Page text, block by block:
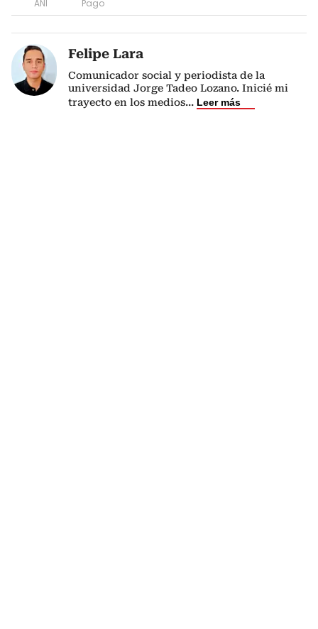
ANI Pago
Felipe Lara
Comunicador social y periodista de la
universidad Jorge Tadeo Lozano. Inicié mi
trayecto en los medios... Leer más